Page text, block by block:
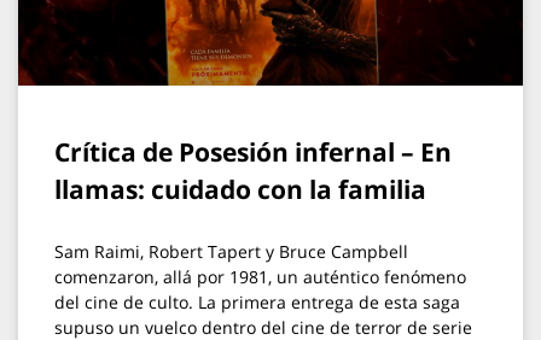
Crítica de Posesión infernal – En
llamas: cuidado con la familia
Sam Raimi, Robert Tapert y Bruce Campbell
comenzaron, allá por 1981, un auténtico fenómeno
del cine de culto. La primera entrega de esta saga
supuso un vuelco dentro del cine de terror de serie